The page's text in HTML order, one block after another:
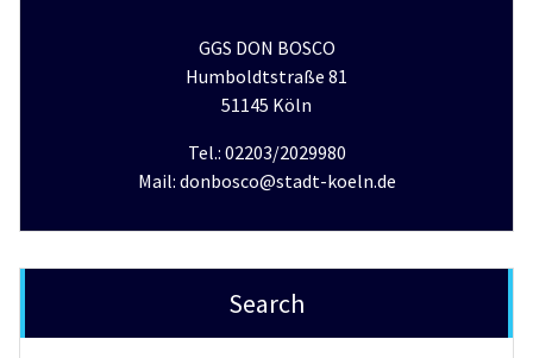
GGS DON BOSCO
Humboldtstraße 81
51145 Köln
Tel.: 02203/2029980
Mail: donbosco@stadt-koeln.de
Search